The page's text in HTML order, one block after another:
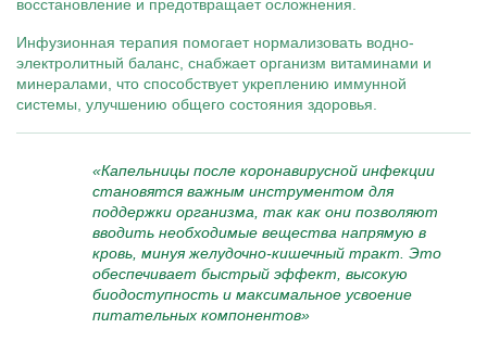
восстановление и предотвращает осложнения.
Инфузионная терапия помогает нормализовать водно-
электролитный баланс, снабжает организм витаминами и
минералами, что способствует укреплению иммунной
системы, улучшению общего состояния здоровья.
«Капельницы после коронавирусной инфекции
становятся важным инструментом для
поддержки организма, так как они позволяют
вводить необходимые вещества напрямую в
кровь, минуя желудочно-кишечный тракт. Это
обеспечивает быстрый эффект, высокую
биодоступность и максимальное усвоение
питательных компонентов»